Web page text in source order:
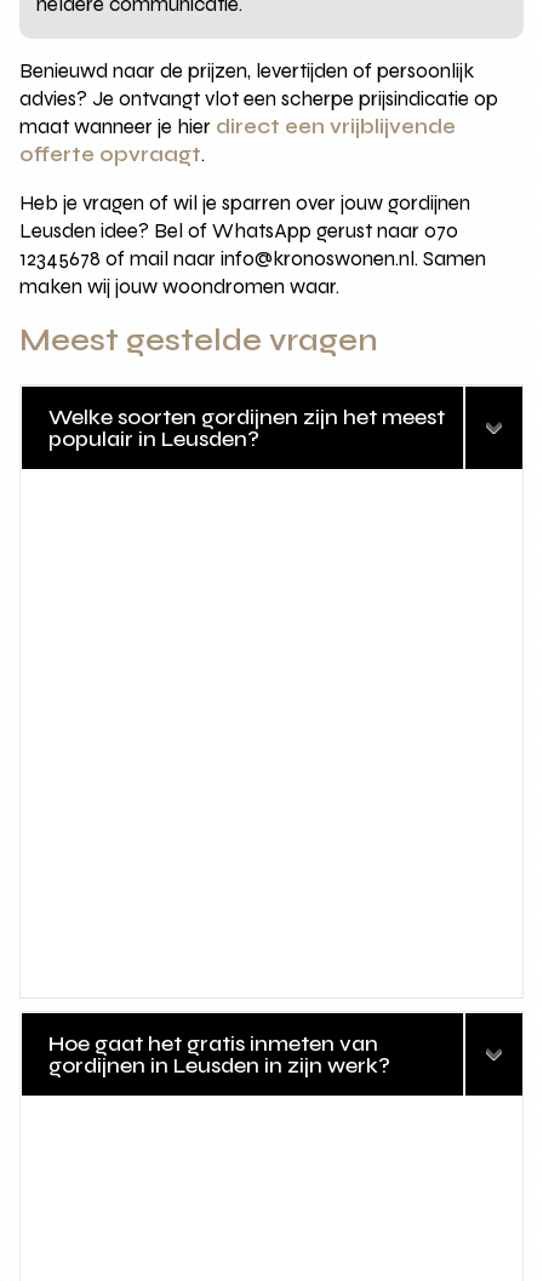
Benieuwd naar de prijzen, levertijden of persoonlijk
advies? Je ontvangt vlot een scherpe prijsindicatie op
maat wanneer je hier direct een vrijblijvende
offerte opvraagt.
Heb je vragen of wil je sparren over jouw gordijnen
Leusden idee? Bel of WhatsApp gerust naar 070
12345678 of mail naar info@kronoswonen.nl. Samen
maken wij jouw woondromen waar.
Meest gestelde vragen
Welke soorten gordijnen zijn het meest
populair in Leusden?
Hoe gaat het gratis inmeten van
gordijnen in Leusden in zijn werk?